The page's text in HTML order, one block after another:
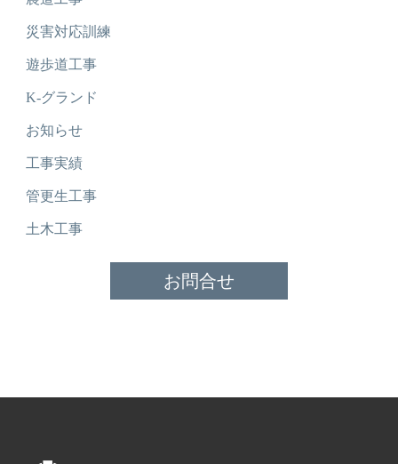
災害対応訓練
遊歩道工事
K-グランド
お知らせ
工事実績
管更生工事
土木工事
お問合せ